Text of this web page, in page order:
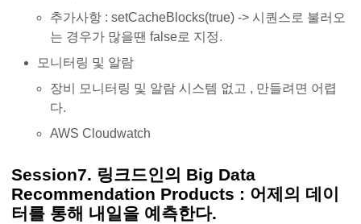
추가사항 : setCacheBlocks(true) -> 시퀀스로 불러오
는 경우가 많을땐 false로 지정.
모니터링 및 알람
장비 모니터링 및 알람 시스템 없고 , 만들려면 어렵
다.
AWS Cloudwatch
Session7. 링크드인의 Big Data
Recommendation Products : 어제의 데이
터를 통해 내일을 예측한다.